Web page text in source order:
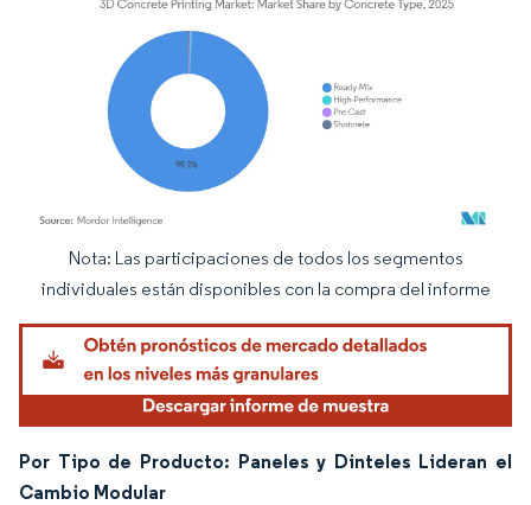
Imagen © Mordor Intelligence. El uso requiere atribución según CC BY 4.0.
Nota: Las participaciones de todos los segmentos
individuales están disponibles con la compra del informe
Por Tipo de Producto: Paneles y Dinteles Lideran el
Cambio Modular